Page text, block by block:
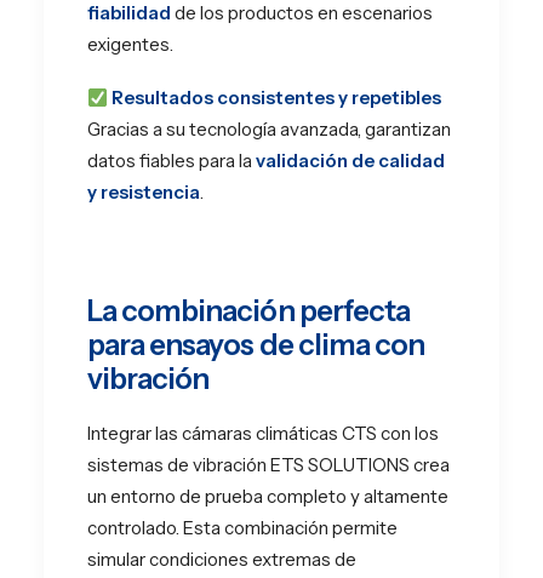
fiabilidad de los productos en escenarios
exigentes.
Resultados consistentes y repetibles
Gracias a su tecnología avanzada, garantizan
datos fiables para la validación de calidad
y resistencia.
La combinación perfecta
para ensayos de clima con
vibración
Integrar las cámaras climáticas CTS con los
sistemas de vibración ETS SOLUTIONS crea
un entorno de prueba completo y altamente
controlado. Esta combinación permite
simular condiciones extremas de